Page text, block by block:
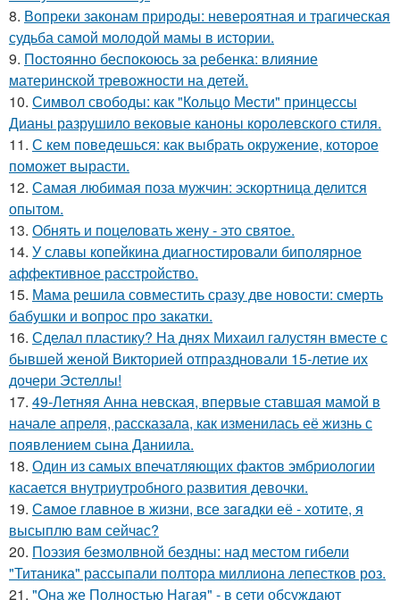
8. Вопреки законам природы: невероятная и трагическая
судьба самой молодой мамы в истории.
9. Постоянно беспокоюсь за ребенка: влияние
материнской тревожности на детей.
10. Символ свободы: как "Кольцо Мести" принцессы
Дианы разрушило вековые каноны королевского стиля.
11. С кем поведешься: как выбрать окружение, которое
поможет вырасти.
12. Самая любимая поза мужчин: эскортница делится
опытом.
13. Обнять и поцеловать жену - это святое.
14. У славы копейкина диагностировали биполярное
аффективное расстройство.
15. Мама решила совместить сразу две новости: смерть
бабушки и вопрос про закатки.
16. Сделал пластику? На днях Михаил галустян вместе с
бывшей женой Викторией отпраздновали 15-летие их
дочери Эстеллы!
17. 49-Летняя Анна невская, впервые ставшая мамой в
начале апреля, рассказала, как изменилась её жизнь с
появлением сына Даниила.
18. Один из самых впечатляющих фактов эмбриологии
касается внутриутробного развития девочки.
19. Сaмое глaвное в жизни, все зaгaдки её - хотите, я
высыплю вaм сейчaс?
20. Поэзия безмолвной бездны: над местом гибели
"Титаника" рассыпали полтора миллиона лепестков роз.
21. "Она же Полностью Нагая" - в сети обсуждают